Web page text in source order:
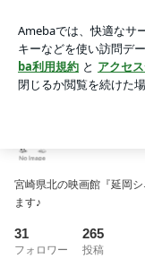
アプリをダウンロー
ょう。
宮崎県北の映画館『延岡
ます♪
31
フォロワー
265
投稿